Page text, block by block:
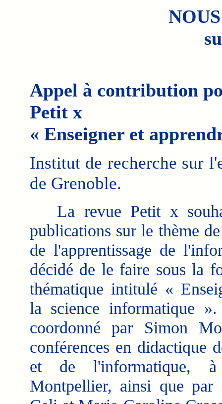
Appel à contribution
Petit x
« Enseigner et
Institut de recherche sur
de Grenoble.
La revue Petit x
publications sur le thème
de l'apprentissage de
décidé de le faire sous la
thématique intitulé «
la science informatique
coordonné par Simon
conférences en didactique
et de l'informatique,
Montpellier, ainsi que par